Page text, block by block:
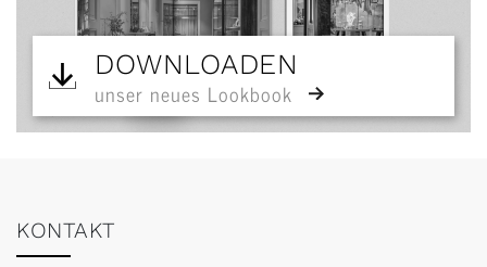
DOWNLOADEN
unser neues Lookbook
KONTAKT